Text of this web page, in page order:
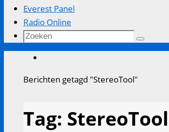
Everest Panel
Radio Online
Zoeken
naar:
Zoeken
Home
Berichten getagd "StereoTool"
Tag: StereoTool